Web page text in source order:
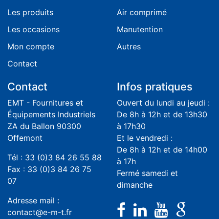
Les produits
Les occasions
Mon compte
Contact
Air comprimé
Manutention
Autres
Contact
EMT - Fournitures et
Équipements Industriels
ZA du Ballon 90300
Offemont
Tél : 33 (0)3 84 26 55 88
Fax : 33 (0)3 84 26 75
07
Adresse mail :
contact@e-m-t.fr
Infos pratiques
Ouvert du lundi au jeudi :
De 8h à 12h et de 13h30
à 17h30
Et le vendredi :
De 8h à 12h et de 14h00
à 17h
Fermé samedi et
dimanche